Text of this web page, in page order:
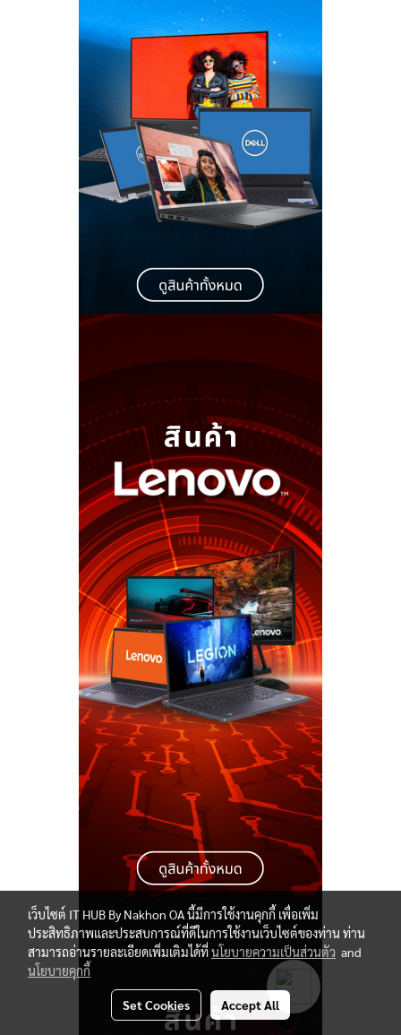
เว็บไซต์ IT HUB By Nakhon OA นี้มีการใช้งานคุกกี้ เพื่อเพิ่ม
ประสิทธิภาพและประสบการณ์ที่ดีในการใช้งานเว็บไซต์ของท่าน ท่าน
สามารถอ่านรายละเอียดเพิ่มเติมได้ที่นโยบายความเป็นส่วนตัว and
นโยบายคุกกี้
Set Cookies Accept All